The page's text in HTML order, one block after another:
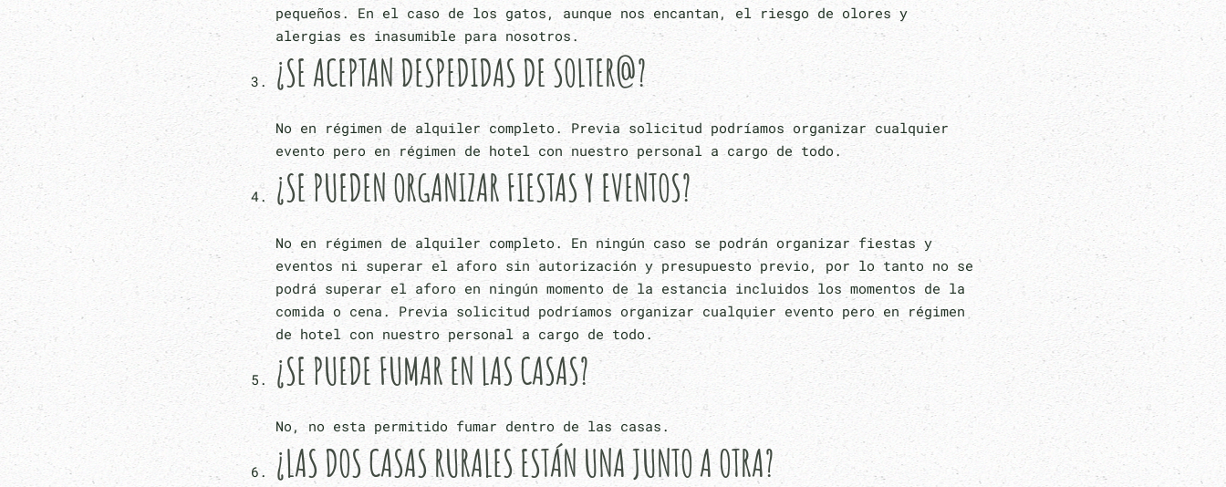
pequeños. En el caso de los gatos, aunque nos encantan, el riesgo de olores y
alergias es inasumible para nosotros.
¿SE ACEPTAN DESPEDIDAS DE SOLTER@?
No en régimen de alquiler completo. Previa solicitud podríamos organizar cualquier
evento pero en régimen de hotel con nuestro personal a cargo de todo.
¿SE PUEDEN ORGANIZAR FIESTAS Y EVENTOS?
No en régimen de alquiler completo. En ningún caso se podrán organizar fiestas y
eventos ni superar el aforo sin autorización y presupuesto previo, por lo tanto no se
podrá superar el aforo en ningún momento de la estancia incluidos los momentos de la
comida o cena. Previa solicitud podríamos organizar cualquier evento pero en régimen
de hotel con nuestro personal a cargo de todo.
¿SE PUEDE FUMAR EN LAS CASAS?
No, no esta permitido fumar dentro de las casas.
¿LAS DOS CASAS RURALES ESTÁN UNA JUNTO A OTRA?